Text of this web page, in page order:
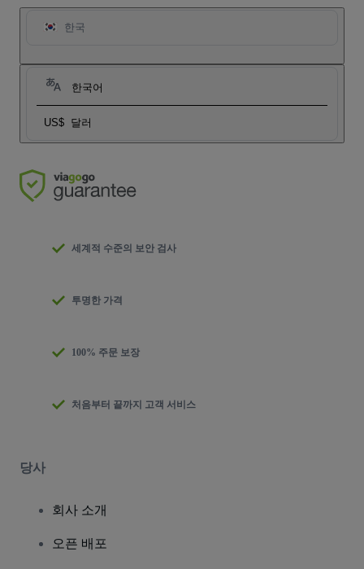
한국
한국어
US$ 달러
세계적 수준의 보안 검사
투명한 가격
100% 주문 보장
처음부터 끝까지 고객 서비스
당사
회사 소개
오픈 배포